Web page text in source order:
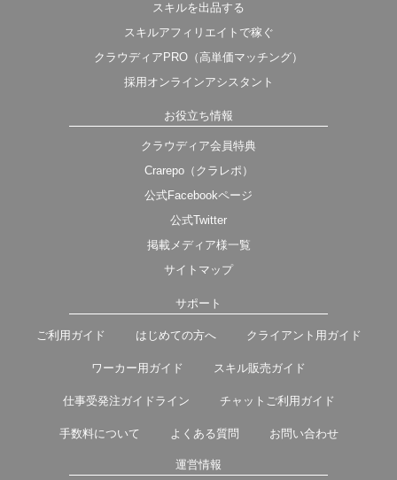
スキルを出品する
スキルアフィリエイトで稼ぐ
クラウディアPRO（高単価マッチング）
採用オンラインアシスタント
お役立ち情報
クラウディア会員特典
Crarepo（クラレポ）
公式Facebookページ
公式Twitter
掲載メディア様一覧
サイトマップ
サポート
ご利用ガイド はじめての方へ クライアント用ガイド
ワーカー用ガイド スキル販売ガイド
仕事受発注ガイドライン チャットご利用ガイド
手数料について よくある質問 お問い合わせ
運営情報